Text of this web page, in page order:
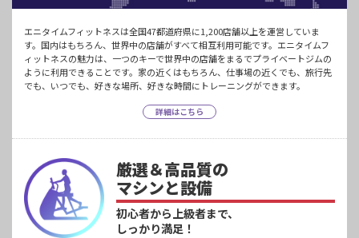
エニタイムフィットネスは全国47都道府県に1,200店舗以上を運営していま
す。国内はもちろん、世界中の店舗がすべて相互利用可能です。エニタイムフ
ィットネスの魅力は、一つのキーで世界中の店舗をまるでプライベートジムの
ように利用できることです。家の近くはもちろん、仕事場の近くでも、旅行先
でも、いつでも、好きな場所、好きな時間にトレーニングができます。
詳細はこちら
厳選＆高品質の
マシンと設備
初心者から上級者まで、
しっかり満足！